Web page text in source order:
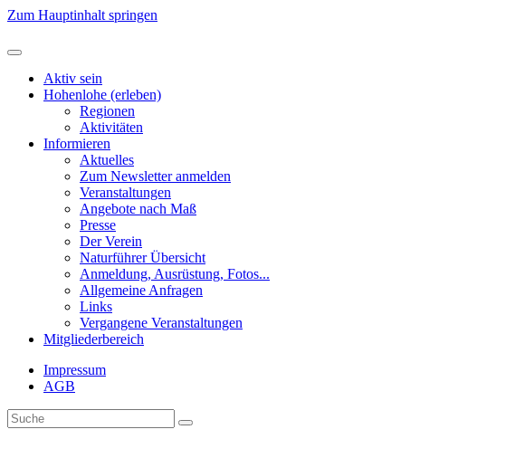
Zum Hauptinhalt springen
Aktiv sein
Hohenlohe (erleben)
Regionen
Aktivitäten
Informieren
Aktuelles
Zum Newsletter anmelden
Veranstaltungen
Angebote nach Maß
Presse
Der Verein
Naturführer Übersicht
Anmeldung, Ausrüstung, Fotos...
Allgemeine Anfragen
Links
Vergangene Veranstaltungen
Mitgliederbereich
Impressum
AGB